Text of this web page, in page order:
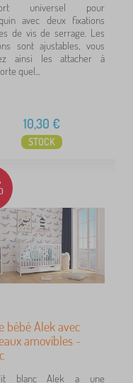
universel pour
avec deux fixations
de vis de serrage. Les
sont ajustables, vous
ainsi les attacher à
quel...
10,30 €
STOCK
bébé Alek avec
amovibles -
blanc Alek a une